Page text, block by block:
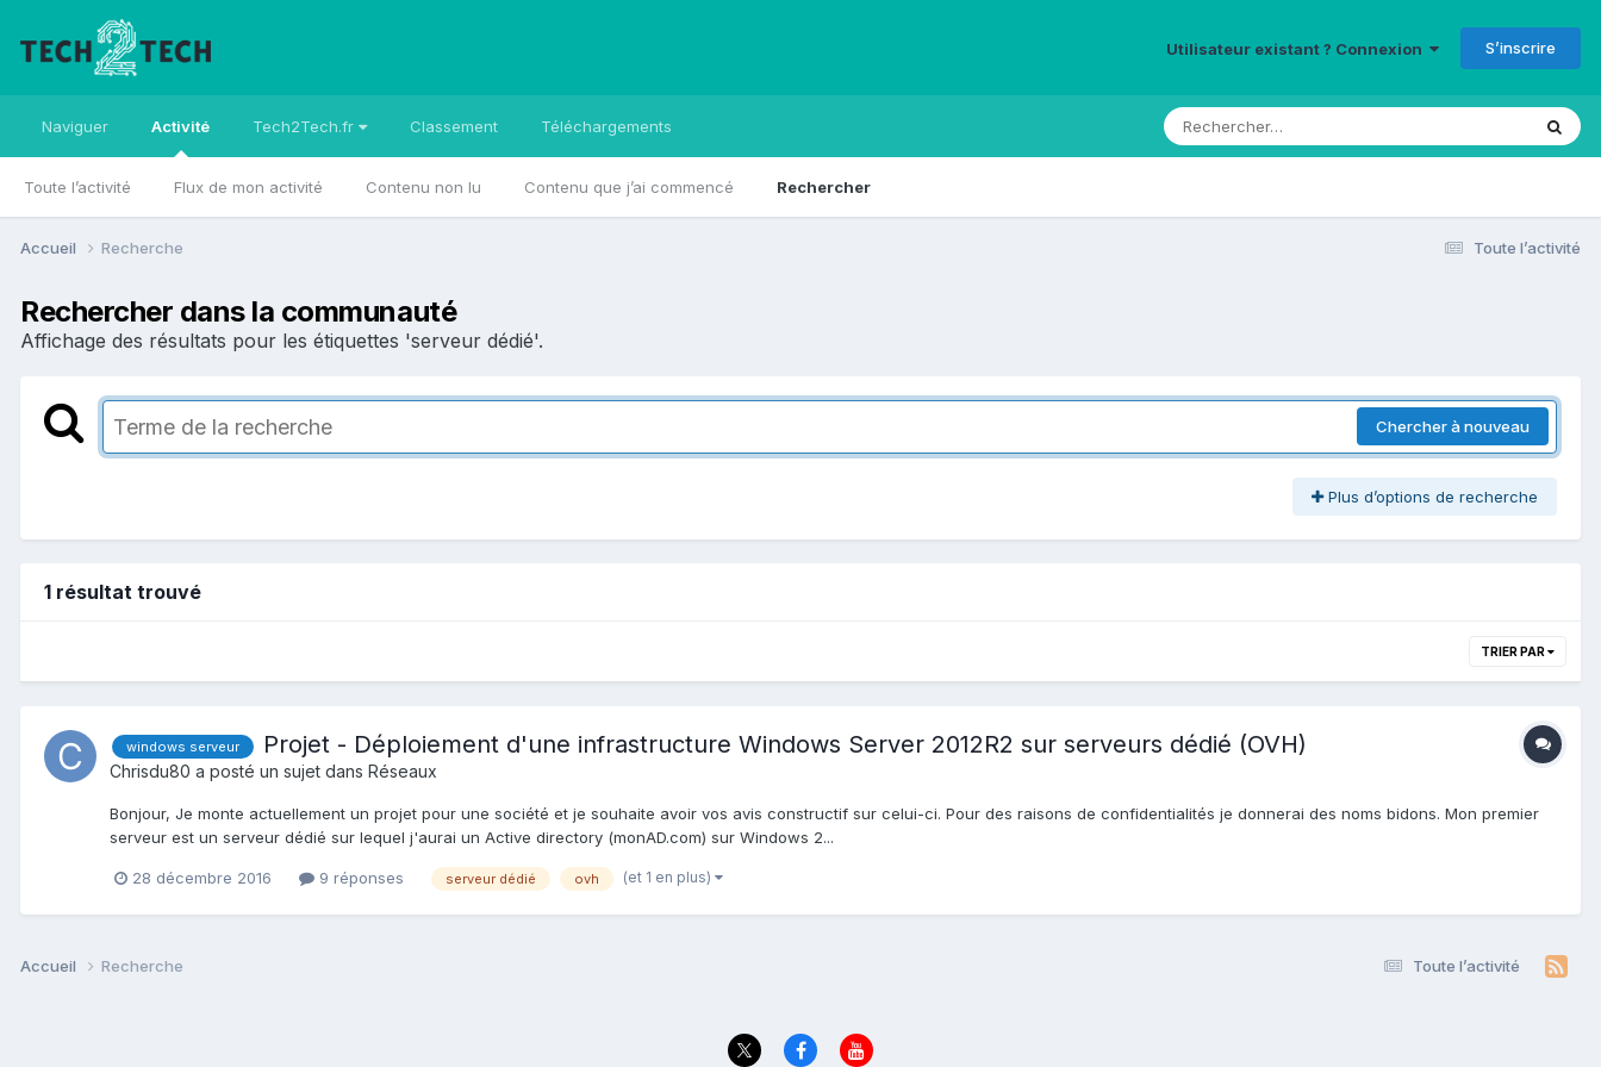
Utilisateur existant ? Connexion S’inscrire
Naviguer Activité
Toute l’activité Flux de mon activité Contenu non lu Contenu que j’ai commencé Rechercher
Tech2Tech.fr Classement Téléchargements
Toute l’activité
Accueil Recherche
Rechercher dans la communauté
Affichage des résultats pour les étiquettes 'serveur dédié'.
Chercher à nouveau
Plus d’options de recherche
1 résultat trouvé
TRIER PAR
windows serveur Projet - Déploiement d'une infrastructure Windows Server 2012R2 sur serveurs dédié (OVH)
Chrisdu80 a posté un sujet dans Réseaux
Bonjour, Je monte actuellement un projet pour une société et je souhaite avoir vos avis constructif sur celui-ci. Pour des raisons de confidentialités je donnerai des noms bidons. Mon premier
serveur est un serveur dédié sur lequel j'aurai un Active directory (monAD.com) sur Windows 2...
28 décembre 2016 9 réponses serveur dédié ovh (et 1 en plus)
Toute l’activité
Accueil Recherche